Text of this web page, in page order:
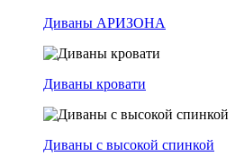
Диваны АРИЗОНА
Диваны кровати
Диваны с высокой спинкой